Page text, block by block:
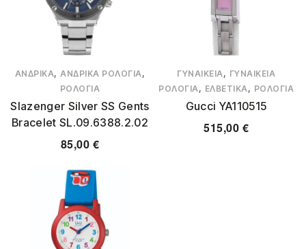
ΑΝΔΡΙΚΆ,ΑΝΔΡΙΚΆ ΡΟΛΌΓΙΑ,
ΡΟΛΌΓΙΑ
Slazenger Silver SS Gents
Bracelet SL.09.6388.2.02
85,00 €
ΓΥΝΑΙΚΕΊΑ, ΓΥΝΑΙΚΕΊΑ
ΡΟΛΌΓΙΑ, ΕΛΒΕΤΙΚΆ, ΡΟΛΌΓΙΑ
Gucci YA110515
515,00 €